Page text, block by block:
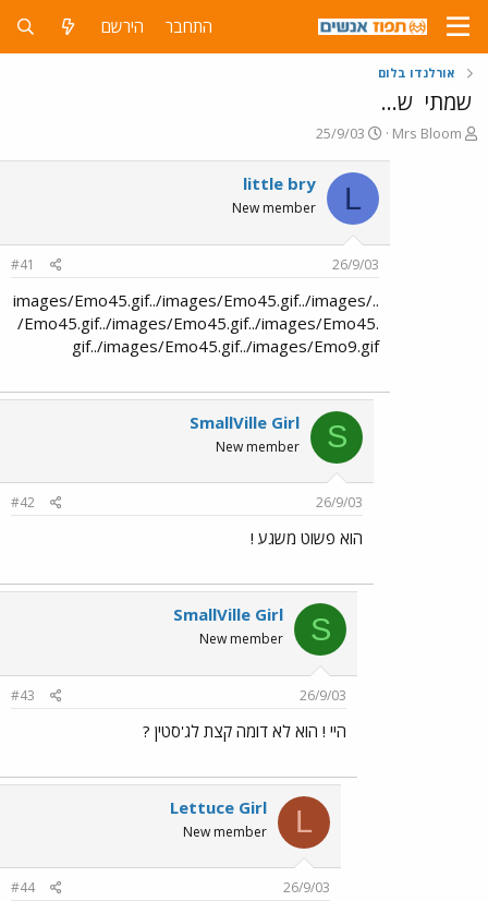
התחבר הירשם
אורלנדו בלום
שמתי ש...
פ
Mrs Bloom
פ
ר
ם
ב
ת
א
י
ך
25/9/03
L
little bry
New member
26/9/03
#41
../images/Emo45.gif../images/Emo45.gif../images
/Emo45.gif../images/Emo45.gif../images/Emo45.
gif../images/Emo45.gif../images/Emo9.gif
S
SmallVille Girl
New member
26/9/03
#42
הוא פשוט משגע !
S
SmallVille Girl
New member
26/9/03
#43
היי ! הוא לא דומה קצת לג'סטין ?
L
Lettuce Girl
New member
26/9/03
#44